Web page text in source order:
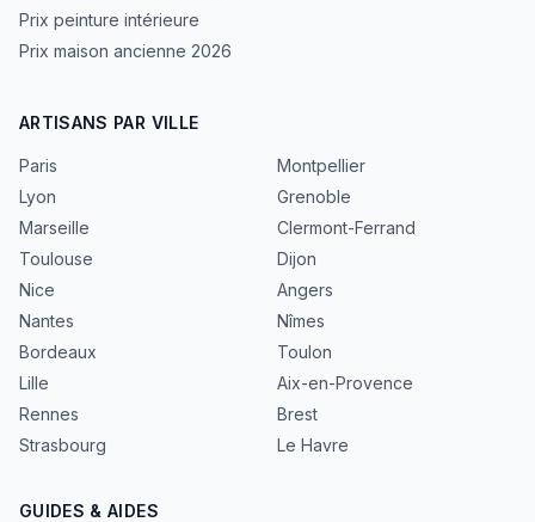
Prix peinture intérieure
Prix maison ancienne 2026
ARTISANS PAR VILLE
Paris
Lyon
Marseille
Toulouse
Nice
Nantes
Bordeaux
Lille
Rennes
Strasbourg
Montpellier
Grenoble
Clermont-Ferrand
Dijon
Angers
Nîmes
Toulon
Aix-en-Provence
Brest
Le Havre
GUIDES & AIDES